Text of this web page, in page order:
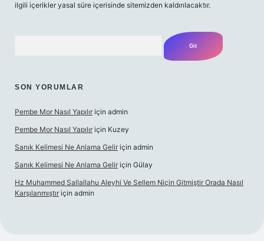
ilgili içerikler yasal süre içerisinde sitemizden kaldırılacaktır.
SON YORUMLAR
Pembe Mor Nasıl Yapılır için admin
Pembe Mor Nasıl Yapılır için Kuzey
Sanık Kelimesi Ne Anlama Gelir için admin
Sanık Kelimesi Ne Anlama Gelir için Gülay
Hz Muhammed Sallallahu Aleyhi Ve Sellem Niçin Gitmiştir Orada Nasıl
Karşılanmıştır için admin